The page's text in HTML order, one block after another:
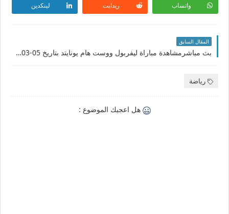
واتساب ريدايت لينكدين
المقال السابق
بث مباشرمشاهدة مباراة ليفربول ووست هام يونايتد بتاريخ 05-03-2022 الدوري الانجليزي
رياضة
هل اعجبك الموضوع :